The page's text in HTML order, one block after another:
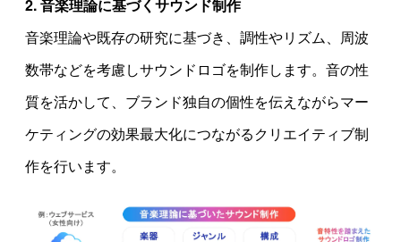
2. 音楽理論に基づくサウンド制作
音楽理論や既存の研究に基づき、調性やリズム、周波
数帯などを考慮しサウンドロゴを制作します。音の性
質を活かして、ブランド独自の個性を伝えながらマー
ケティングの効果最大化につながるクリエイティブ制
作を行います。